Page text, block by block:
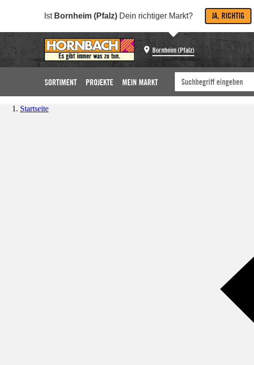
Ist Bornheim (Pfalz) Dein richtiger Markt? JA, RICHTIG
Bornheim (Pfalz)
SORTIMENT PROJEKTE MEIN MARKT
Startseite